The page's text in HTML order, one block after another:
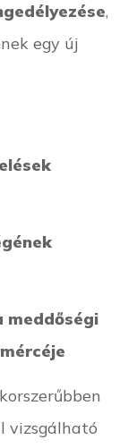
,
egy új
meddőségi
vizsgálható